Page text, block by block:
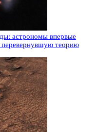
астрономы впервые
теорию